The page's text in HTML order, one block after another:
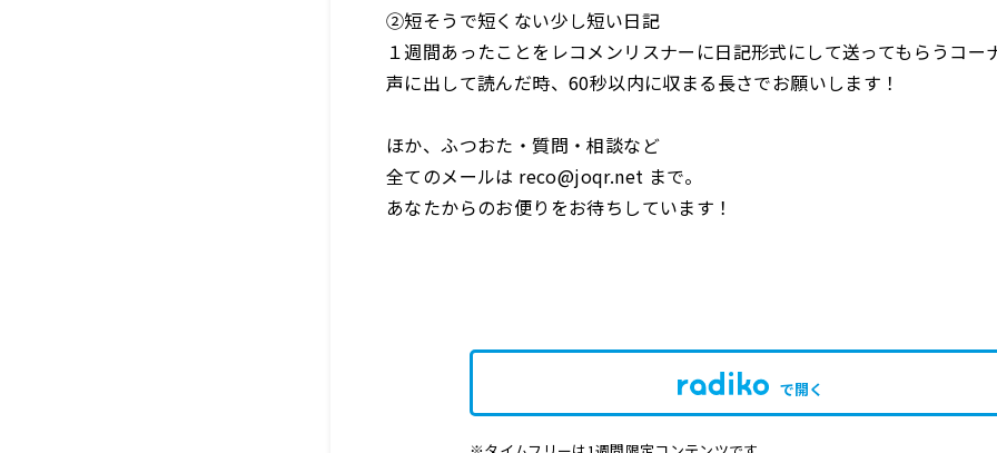
②短そうで短くない少し短い日記
１週間あったことをレコメンリスナーに日記形式にして送ってもらうコー
声に出して読んだ時、60秒以内に収まる長さでお願いします！
ほか、ふつおた・質問・相談など
全てのメールは reco@joqr.net まで。
あなたからのお便りをお待ちしています！
で開く